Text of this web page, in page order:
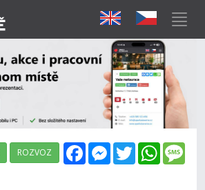
FacebookMessenger
Twitter
ROZVOZ